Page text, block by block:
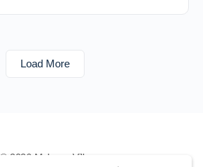
Load More
© 2026 MyLearnVille